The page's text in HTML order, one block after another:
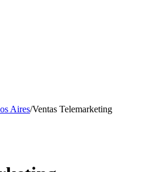
Aires/Ventas Telemarketing